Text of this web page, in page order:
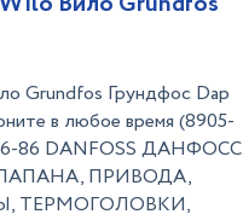
Grundfos Грундфос Dap
в любое время (8905-
86 DANFOSS ДАНФОСС
ПРИВОДА,
ТЕРМОГОЛОВКИ,